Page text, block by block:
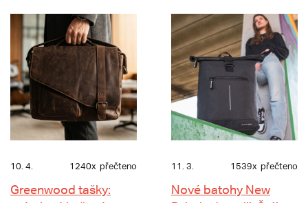
10. 4. 1240x přečteno
Greenwood tašky:
11. 3. 1539x přečteno
Nové batohy New